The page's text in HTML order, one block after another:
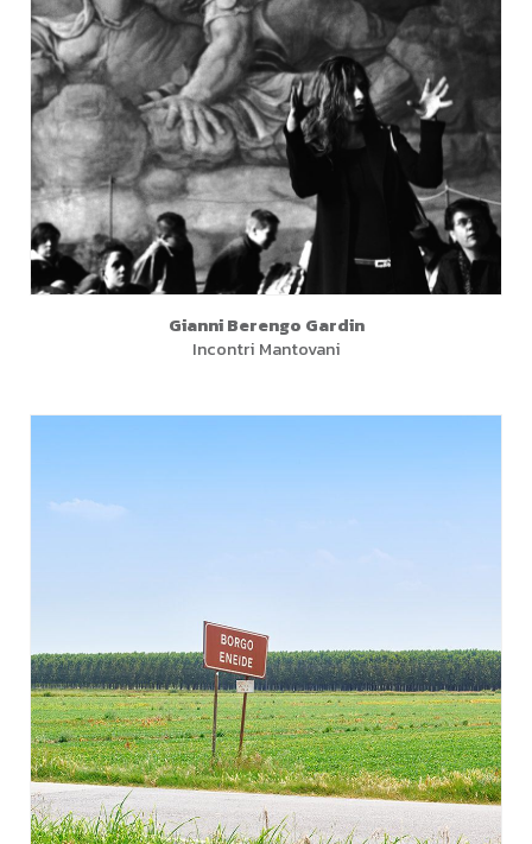
Gianni Berengo Gardin
Incontri Mantovani